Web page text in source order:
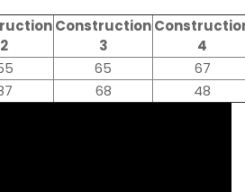
2
Construction
3
4
65
67
68 48